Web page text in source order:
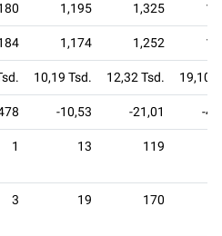
1,195 1,325
1,174 1,252
10,19 Tsd. 12,32 Tsd. 19,10
-10,53 -21,01 -
1 13 119
3 19 170